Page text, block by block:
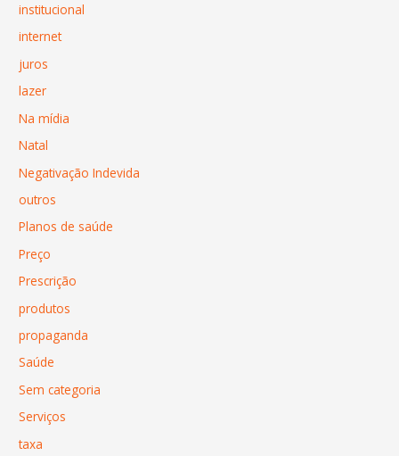
institucional
internet
juros
lazer
Na mídia
Natal
Negativação Indevida
outros
Planos de saúde
Preço
Prescrição
produtos
propaganda
Saúde
Sem categoria
Serviços
taxa